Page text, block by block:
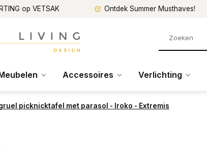
op VETSAK Ontdek Summer Musthaves!
Accessoires Verlichting
picknicktafel met parasol - Iroko - Extremis